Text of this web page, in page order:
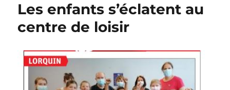
Les enfants s’éclatent au
centre de loisir